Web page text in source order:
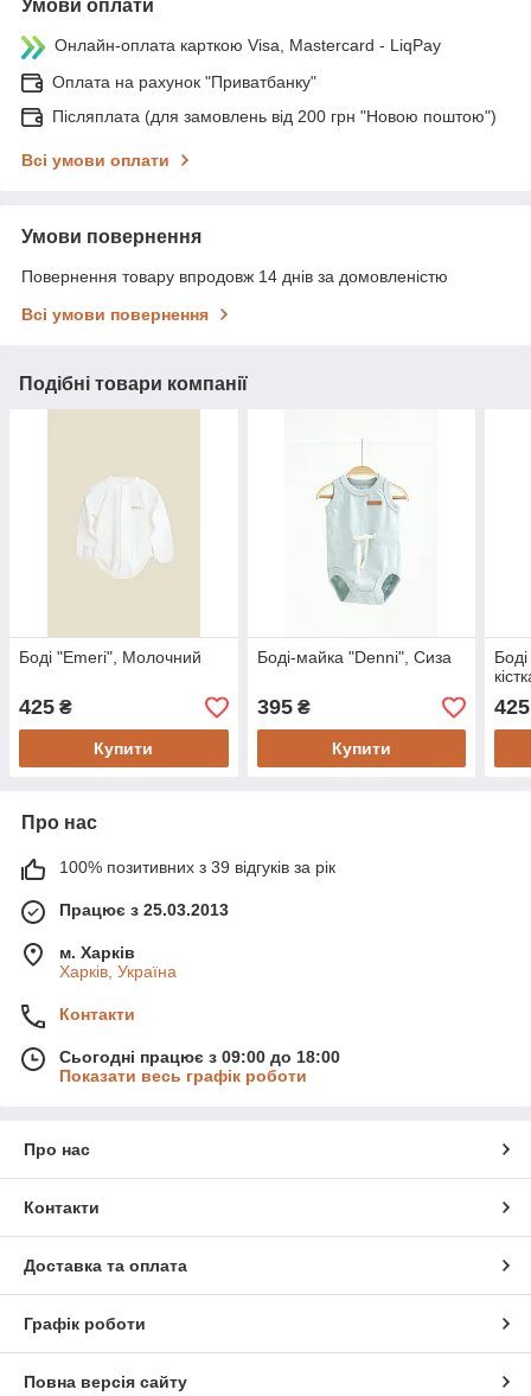
Умови оплати
Онлайн-оплата карткою Visa, Mastercard - LiqPay
Оплата на рахунок "Приватбанку"
Післяплата (для замовлень від 200 грн "Новою поштою")
Всі умови оплати
Умови повернення
Повернення товару впродовж 14 днів за домовленістю
Всі умови повернення
Подібні товари компанії
Боді "Emeri", Молочний
425 ₴
Купити
Боді-майка "Denni", Сиза
395₴
Купити
425
Про нас
100% позитивних з 39 відгуків за рік
Працює з 25.03.2013
м. Харків
Харків, Україна
Контакти
Сьогодні працює з 09:00 до 18:00
Показати весь графік роботи
Про нас
Контакти
Доставка та оплата
Графік роботи
Повна версія сайту